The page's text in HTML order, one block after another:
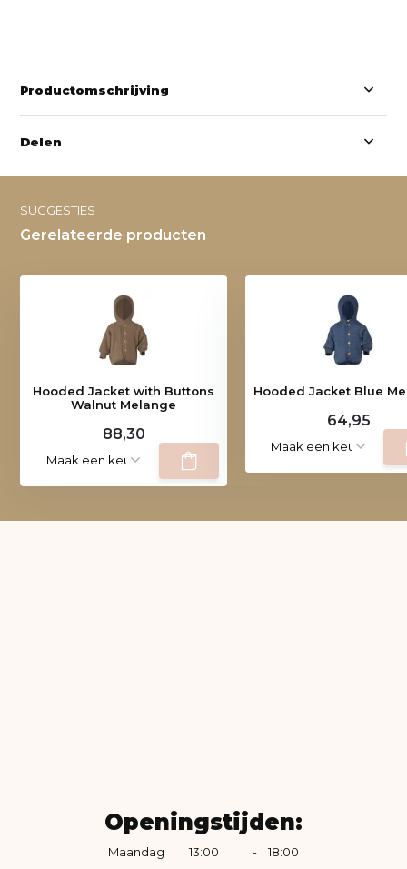
Productomschrijving
Delen
SUGGESTIES
Gerelateerde producten
Hooded Jacket with Buttons
Walnut Melange
88,30
Hooded Jacket Blue
64,95
Openingstijden:
Maandag 13:00 -
18:00